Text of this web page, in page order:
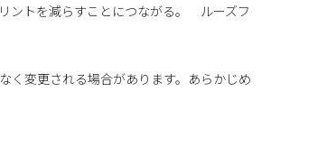
ントを減らすことにつながる。 ルーズフ
く変更される場合があります。あらかじめ